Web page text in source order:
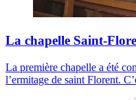
La chapelle Saint-
La première chapelle a été
l’ermitage de saint Florent.